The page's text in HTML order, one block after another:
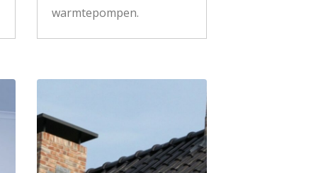
warmtepompen.